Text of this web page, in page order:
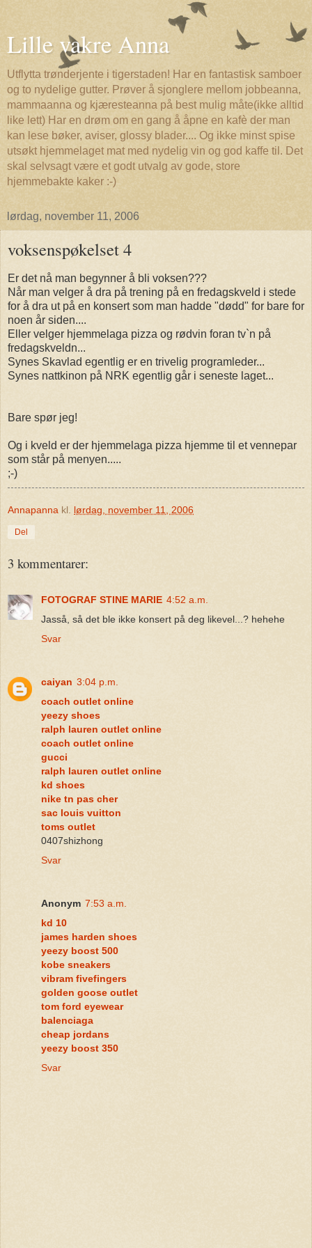
Lille vakre Anna
Utflytta trønderjente i tigerstaden! Har en fantastisk samboer
og to nydelige gutter. Prøver å sjonglere mellom jobbeanna,
mammaanna og kjæresteanna på best mulig måte(ikke alltid
like lett) Har en drøm om en gang å åpne en kafè der man
kan lese bøker, aviser, glossy blader.... Og ikke minst spise
utsøkt hjemmelaget mat med nydelig vin og god kaffe til. Det
skal selvsagt være et godt utvalg av gode, store
hjemmebakte kaker :-)
lørdag, november 11, 2006
voksenspøkelset 4
Er det nå man begynner å bli voksen???
Når man velger å dra på trening på en fredagskveld i stede
for å dra ut på en konsert som man hadde "dødd" for bare for
noen år siden....
Eller velger hjemmelaga pizza og rødvin foran tv`n på
fredagskveldn...
Synes Skavlad egentlig er en trivelig programleder...
Synes nattkinon på NRK egentlig går i seneste laget...
Bare spør jeg!
Og i kveld er der hjemmelaga pizza hjemme til et vennepar
som står på menyen.....
;-)
Annapanna kl. lørdag, november 11, 2006
Del
3 kommentarer:
FOTOGRAF STINE MARIE 4:52 a.m.
Jasså, så det ble ikke konsert på deg likevel...? hehehe
Svar
caiyan 3:04 p.m.
coach outlet online
yeezy shoes
ralph lauren outlet online
coach outlet online
gucci
ralph lauren outlet online
kd shoes
nike tn pas cher
sac louis vuitton
toms outlet
0407shizhong
Svar
Anonym 7:53 a.m.
kd 10
james harden shoes
yeezy boost 500
kobe sneakers
vibram fivefingers
golden goose outlet
tom ford eyewear
balenciaga
cheap jordans
yeezy boost 350
Svar